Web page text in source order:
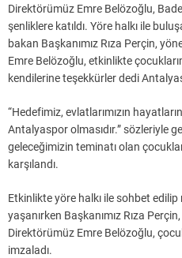
Direktörümüz Emre Belözoğlu,
şenliklere katıldı. Yöre halkı ile
bakan Başkanımız Rıza Perçin,
Emre Belözoğlu, etkinlikte
kendilerine teşekkürler dedi
“Hedefimiz, evlatlarımızın
Antalyaspor olmasıdır.” sözleriyle
geleceğimizin teminatı olan
karşılandı.
Etkinlikte yöre halkı ile sohbet
yaşanırken Başkanımız Rıza
Direktörümüz Emre Belözoğlu,
imzaladı.